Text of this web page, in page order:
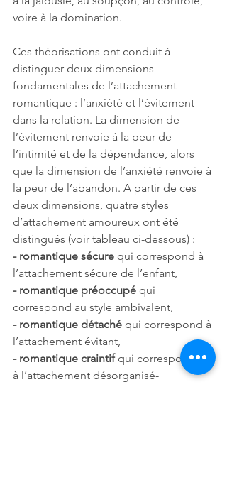
voire à la domination.
Ces théorisations ont conduit à
distinguer deux dimensions
fondamentales de l’attachement
romantique : l’anxiété et l’évitement
dans la relation. La dimension de
l’évitement renvoie à la peur de
l’intimité et de la dépendance, alors
que la dimension de l’anxiété renvoie à
la peur de l’abandon. A partir de ces
deux dimensions, quatre styles
d’attachement amoureux ont été
distingués (voir tableau ci-dessous) :
- romantique sécure qui correspond à
l’attachement sécure de l’enfant,
- romantique préoccupé qui
correspond au style ambivalent,
- romantique détaché qui correspond à
l’attachement évitant,
- romantique craintif qui correspond au
à l’attachement désorganisé-